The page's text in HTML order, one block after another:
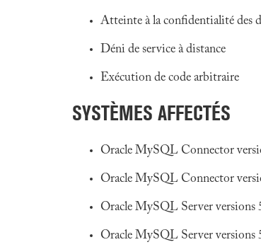
Atteinte à la confidentialité des
Déni de service à distance
Exécution de code arbitraire
SYSTÈMES AFFECTÉS
Oracle MySQL Connector
Oracle MySQL Connector
Oracle MySQL Server versions
Oracle MySQL Server versions